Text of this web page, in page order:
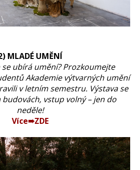
MLADÉ UMĚNÍ
se ubírá umění? Prozkoumejte
Akademie výtvarných umění
v letním semestru. Výstava se
budovách, vstup volný – jen do
neděle!
Více➠ZDE